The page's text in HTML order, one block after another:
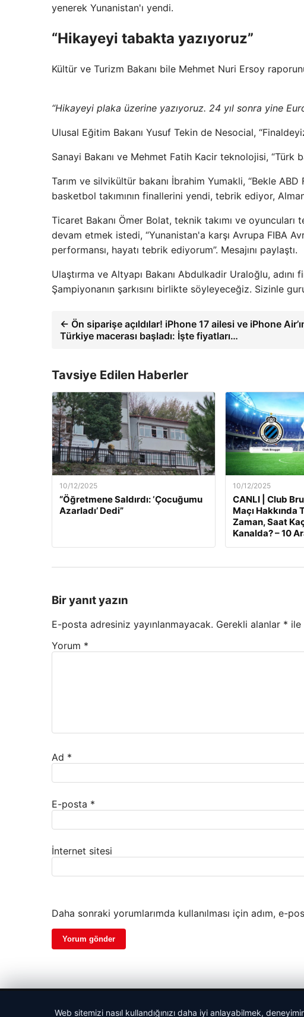
yenerek Yunanistan'ı yendi.
“Hikayeyi tabakta yazıyoruz”
Kültür ve Turizm Bakanı bile Mehmet Nuri Ersoy
“Hikayeyi plaka üzerine yazıyoruz. 24 yıl sonra yine
Ulusal Eğitim Bakanı Yusuf Tekin de Nesocial,
Sanayi Bakanı ve Mehmet Fatih Kacir teknolojisi, “Türk
Tarım ve silvikültür bakanı İbrahim Yumakli, “Bekle
basketbol takımının finallerini yendi, tebrik ediyor,
Ticaret Bakanı Ömer Bolat, teknik takımı ve
devam etmek istedi, “Yunanistan'a karşı Avrupa FIBA
performansı, hayatı tebrik ediyorum”. Mesajını paylaştı.
Ulaştırma ve Altyapı Bakanı Abdulkadir Uraloğlu,
Şampiyonanın şarkısını birlikte söyleyeceğiz. Sizinle
← Ön siparişe açıldılar! iPhone 17 ailesi ve iPhone
Türkiye macerası başladı: İşte fiyatları…
Tavsiye Edilen Haberler
10/12/2025
“Öğretmene Saldırdı: ‘Çocuğumu
Azarladı’ Dedi”
10/12/2025
CANLI | Club
Maçı Hakkında
Zaman, Saat
Kanalda? – 10
Bir yanıt yazın
E-posta adresiniz yayınlanmayacak. Gerekli alanlar * ile
Yorum *
Ad *
E-posta *
İnternet sitesi
Daha sonraki yorumlarımda kullanılması için adım, e-
Web sitemizi nasıl kullandığınızı daha iyi anlayabilmek,